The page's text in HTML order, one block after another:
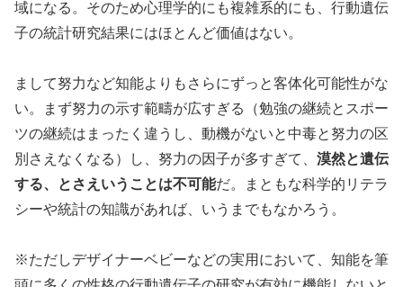
域になる。そのため心理学的にも複雑系的にも、行動遺伝
子の統計研究結果にはほとんど価値はない。
まして努力など知能よりもさらにずっと客体化可能性がな
い。まず努力の示す範疇が広すぎる（勉強の継続とスポー
ツの継続はまったく違うし、動機がないと中毒と努力の区
別さえなくなる）し、努力の因子が多すぎて、 漠然と遺伝
する、とさえいうことは不可能だ。まともな科学的リテラ
シーや統計の知識があれば、いうまでもなかろう。
※ただしデザイナーベビーなどの実用において、知能を筆